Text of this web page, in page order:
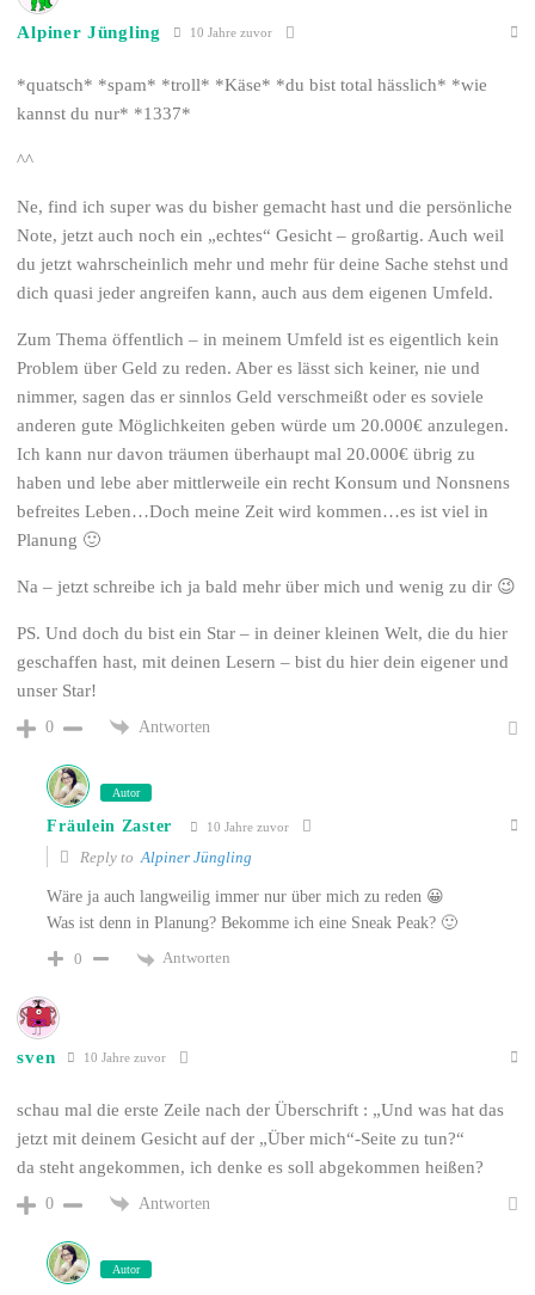
Alpiner Jüngling 10 Jahre zuvor
*quatsch* *spam* *troll* *Käse* *du bist total hässlich* *wie
kannst du nur* *1337*
^^
Ne, find ich super was du bisher gemacht hast und die persönliche
Note, jetzt auch noch ein „echtes“ Gesicht – großartig. Auch weil
du jetzt wahrscheinlich mehr und mehr für deine Sache stehst und
dich quasi jeder angreifen kann, auch aus dem eigenen Umfeld.
Zum Thema öffentlich – in meinem Umfeld ist es eigentlich kein
Problem über Geld zu reden. Aber es lässt sich keiner, nie und
nimmer, sagen das er sinnlos Geld verschmeißt oder es soviele
anderen gute Möglichkeiten geben würde um 20.000€ anzulegen.
Ich kann nur davon träumen überhaupt mal 20.000€ übrig zu
haben und lebe aber mittlerweile ein recht Konsum und Nonsnens
befreites Leben…Doch meine Zeit wird kommen…es ist viel in
Planung 🙂
Na – jetzt schreibe ich ja bald mehr über mich und wenig zu dir 😉
PS. Und doch du bist ein Star – in deiner kleinen Welt, die du hier
geschaffen hast, mit deinen Lesern – bist du hier dein eigener und
unser Star!
0 Antworten
Autor
Fräulein Zaster 10 Jahre zuvor
Reply toAlpiner Jüngling
Wäre ja auch langweilig immer nur über mich zu reden 😀
Was ist denn in Planung? Bekomme ich eine Sneak Peak? 🙂
0
Antworten
sven 10 Jahre zuvor
schau mal die erste Zeile nach der Überschrift : „Und was hat das
jetzt mit deinem Gesicht auf der „Über mich“-Seite zu tun?“
da steht angekommen, ich denke es soll abgekommen heißen?
0 Antworten
Autor